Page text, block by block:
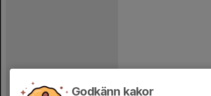
Godkänn kakor